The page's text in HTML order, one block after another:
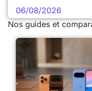
06/08/2026
Nos guides et